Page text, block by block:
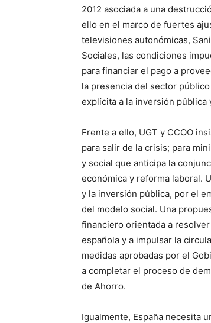
2012 asociada a una
ello en el marco de fuertes
televisiones autonómicas,
Sociales, las condiciones
para financiar el pago a
la presencia del sector
explícita a la inversión pública
Frente a ello, UGT y CCOO
para salir de la crisis; para
y social que anticipa la
económica y reforma laboral.
y la inversión pública, por el
del modelo social. Una
financiero orientada a
española y a impulsar la
medidas aprobadas por el
a completar el proceso de
de Ahorro.
Igualmente, España necesita